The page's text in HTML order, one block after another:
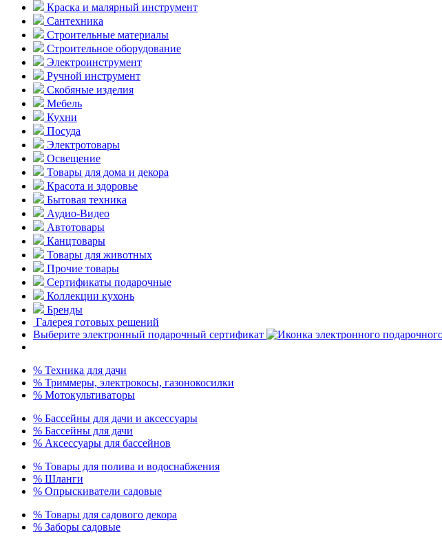
Краска и малярный инструмент
Сантехника
Строительные материалы
Строительное оборудование
Электроинструмент
Ручной инструмент
Скобяные изделия
Мебель
Кухни
Посуда
Электротовары
Освещение
Товары для дома и декора
Красота и здоровье
Бытовая техника
Аудио-Видео
Автотовары
Канцтовары
Товары для животных
Прочие товары
Сертификаты подарочные
Коллекции кухонь
Бренды
Галерея готовых решений
Выберите электронный подарочный сертификат
% Техника для дачи
% Триммеры, электрокосы, газонокосилки
% Мотокультиваторы
% Бассейны для дачи и аксессуары
% Бассейны для дачи
% Аксессуары для бассейнов
% Товары для полива и водоснабжения
% Шланги
% Опрыскиватели садовые
% Товары для садового декора
% Заборы садовые